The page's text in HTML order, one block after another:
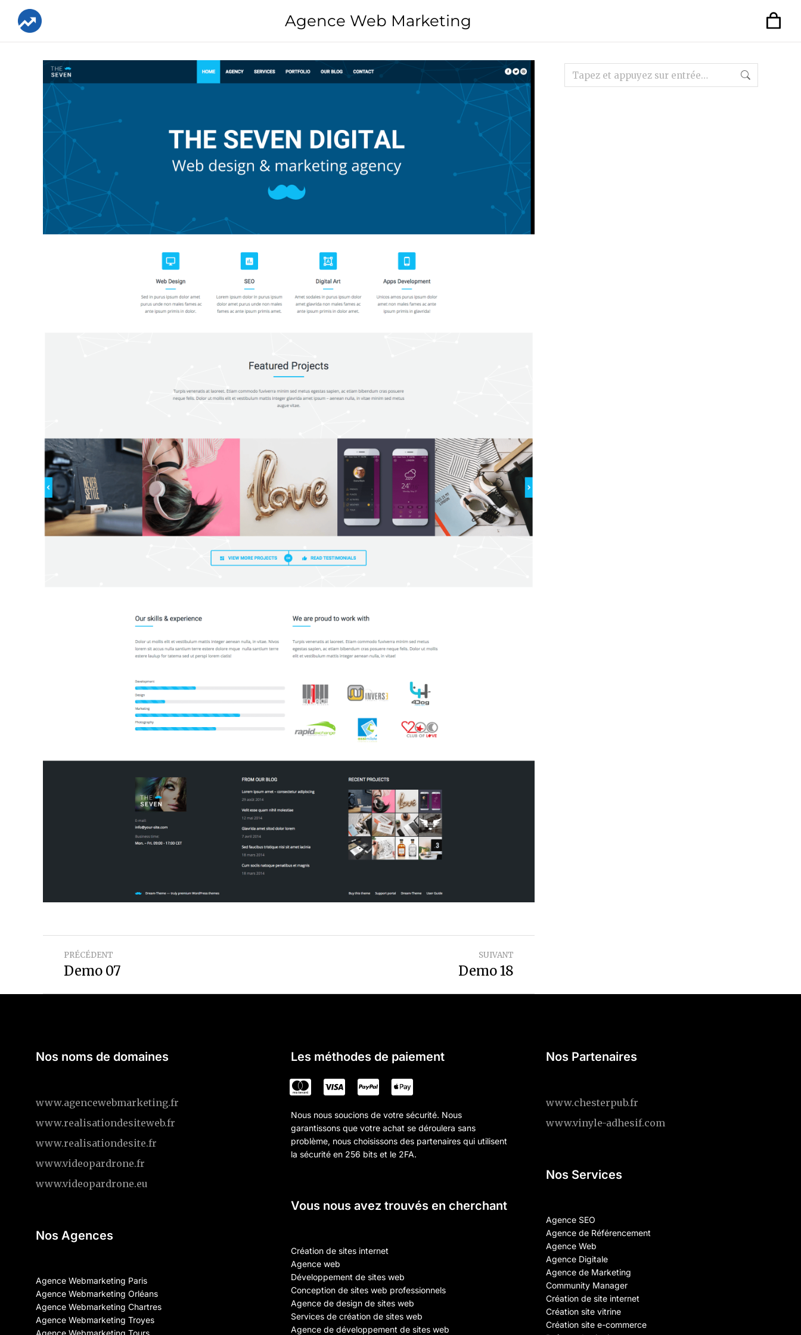
Agence Web Marketing
PRÉCÉDENT
Demo 07
SUIVANT
Demo 18
Nos noms de domaines
www.agencewebmarketing.fr
www.realisationdesiteweb.fr
www.realisationdesite.fr
www.videopardrone.fr
www.videopardrone.eu
Nos Agences
Agence Webmarketing Paris
Agence Webmarketing Orléans
Agence Webmarketing Chartres
Agence Webmarketing Troyes
Agence Webmarketing Tours
Les méthodes de paiement
Nous nous soucions de votre sécurité. Nous
garantissons que votre achat se déroulera sans
problème, nous choisissons des partenaires qui utilisent
la sécurité en 256 bits et le 2FA.
Vous nous avez trouvés en cherchant
Création de sites internet
Agence web
Développement de sites web
Conception de sites web professionnels
Agence de design de sites web
Services de création de sites web
Agence de développement de sites web
Nos Partenaires
www.chesterpub.fr
www.vinyle-adhesif.com
Nos Services
Agence SEO
Agence de Référencement
Agence Web
Agence Digitale
Agence de Marketing
Community Manager
Création de site internet
Création site vitrine
Création site e-commerce